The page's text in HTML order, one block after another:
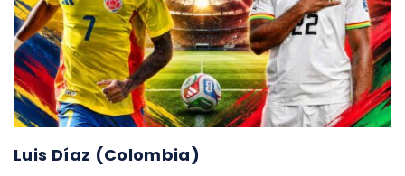
Luis Díaz (Colombia)